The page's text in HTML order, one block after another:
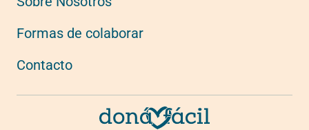
Formas de colaborar
Contacto